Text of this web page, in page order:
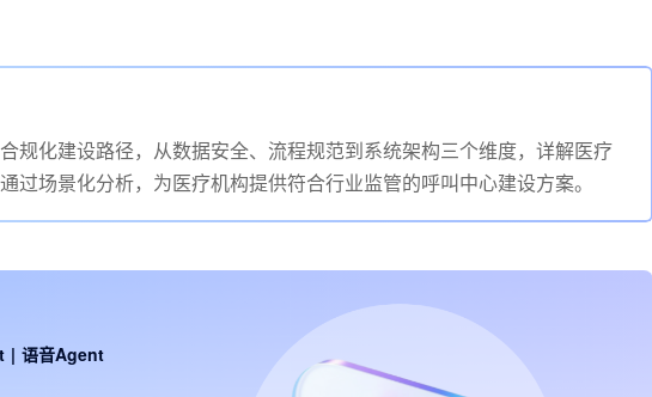
规化建设路径，从数据安全、流程规范到系统架构三个维度，详解医疗
过场景化分析，为医疗机构提供符合行业监管的呼叫中心建设方案。
| 语音Agent